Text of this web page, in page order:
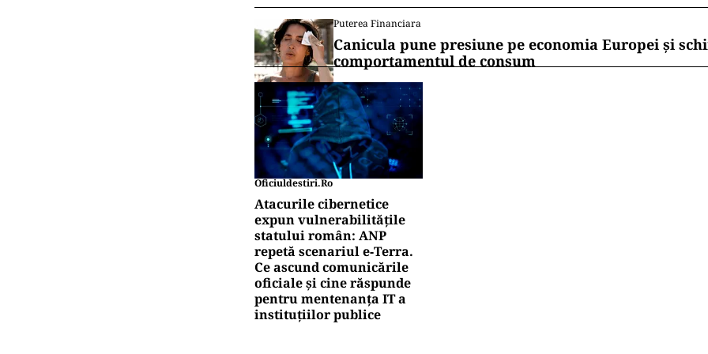
Puterea Financiara
Canicula pune presiune pe economia Europei și
comportamentul de consum
Oficiuldestiri.ro
Atacurile cibernetice
expun vulnerabilitățile
statului român: ANP
repetă scenariul e‑Terra.
Ce ascund comunicările
oficiale și cine răspunde
pentru mentenanța IT a
instituțiilor publice